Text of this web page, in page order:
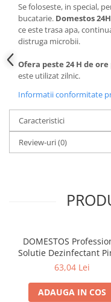
Se foloseste, in special,
bucatarie. Domestos
ce este trasa apa,
distruga microbii.
Ofera peste 24 H de
este utilizat zilnic.
Informatii conformitate
Caracteristici
Review-uri(0)
DOMESTOS
Solutie Dezinfectant
L
63,04 Lei
ADAUGA IN COS